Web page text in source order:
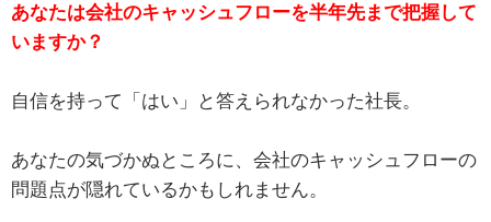
あなたは会社のキャッシュフローを半年先まで把握して
いますか？
自信を持って「はい」と答えられなかった社長。
あなたの気づかぬところに、会社のキャッシュフローの
問題点が隠れているかもしれません。